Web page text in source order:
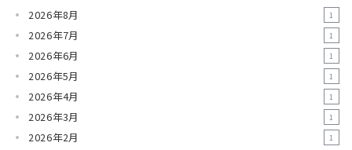
2026年8月 1
2026年7月 1
2026年6月 1
2026年5月 1
2026年4月 1
2026年3月 1
2026年2月 1